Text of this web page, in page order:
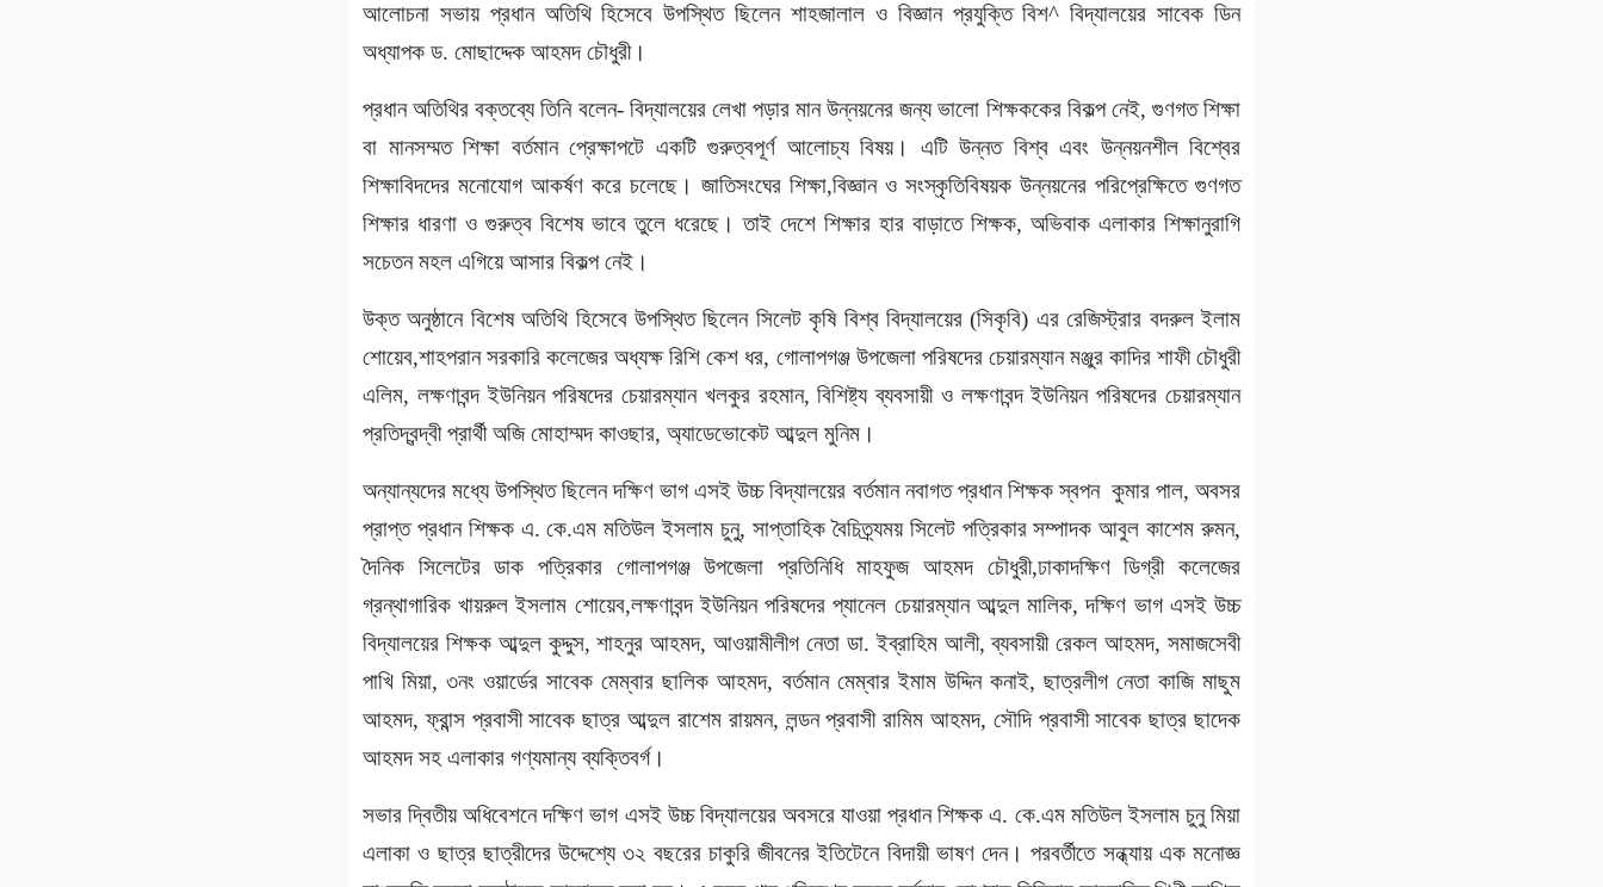
আলোচনা সভায় প্রধান অতিথি হিসেবে উপস্থিত ছিলেন শাহজালাল ও বিজ্ঞান প্রযুক্তি বিশ^ বিদ্যালয়ের সাবেক ডিন
অধ্যাপক ড. মোছাদ্দেক আহমদ চৌধুরী।
প্রধান অতিথির বক্তব্যে তিনি বলেন- বিদ্যালয়ের লেখা পড়ার মান উন্নয়নের জন্য ভালো শিক্ষককের বিকল্প নেই, গুণগত শিক্ষা
বা মানসম্মত শিক্ষা বর্তমান প্রেক্ষাপটে একটি গুরুত্বপূর্ণ আলোচ্য বিষয়। এটি উন্নত বিশ্ব এবং উন্নয়নশীল বিশ্বের
শিক্ষাবিদদের মনোযোগ আকর্ষণ করে চলেছে। জাতিসংঘের শিক্ষা,বিজ্ঞান ও সংস্কৃতিবিষয়ক উন্নয়নের পরিপ্রেক্ষিতে গুণগত
শিক্ষার ধারণা ও গুরুত্ব বিশেষ ভাবে তুলে ধরেছে। তাই দেশে শিক্ষার হার বাড়াতে শিক্ষক, অভিবাক এলাকার শিক্ষানুরাগি
সচেতন মহল এগিয়ে আসার বিকল্প নেই।
উক্ত অনুষ্ঠানে বিশেষ অতিথি হিসেবে উপস্থিত ছিলেন সিলেট কৃষি বিশ্ব বিদ্যালয়ের (সিকৃবি) এর রেজিস্ট্রার বদরুল ইলাম
শোয়েব,শাহপরান সরকারি কলেজের অধ্যক্ষ রিশি কেশ ধর, গোলাপগঞ্জ উপজেলা পরিষদের চেয়ারম্যান মঞ্জুর কাদির শাফী চৌধুরী
এলিম, লক্ষণাবন্দ ইউনিয়ন পরিষদের চেয়ারম্যান খলকুর রহমান, বিশিষ্ট্য ব্যবসায়ী ও লক্ষণাবন্দ ইউনিয়ন পরিষদের চেয়ারম্যান
প্রতিদ্বন্দ্বী প্রার্থী অজি মোহাম্মদ কাওছার, অ্যাডেভোকেট আব্দুল মুনিম।
অন্যান্যদের মধ্যে উপস্থিত ছিলেন দক্ষিণ ভাগ এসই উচ্চ বিদ্যালয়ের বর্তমান নবাগত প্রধান শিক্ষক স্বপন কুমার পাল, অবসর
প্রাপ্ত প্রধান শিক্ষক এ. কে.এম মতিউল ইসলাম চুনু, সাপ্তাহিক বৈচিত্র্যময় সিলেট পত্রিকার সম্পাদক আবুল কাশেম রুমন,
দৈনিক সিলেটের ডাক পত্রিকার গোলাপগঞ্জ উপজেলা প্রতিনিধি মাহফুজ আহমদ চৌধুরী,ঢাকাদক্ষিণ ডিগ্রী কলেজের
গ্রন্থাগারিক খায়রুল ইসলাম শোয়েব,লক্ষণাবন্দ ইউনিয়ন পরিষদের প্যানেল চেয়ারম্যান আব্দুল মালিক, দক্ষিণ ভাগ এসই উচ্চ
বিদ্যালয়ের শিক্ষক আব্দুল কুদ্দুস, শাহনুর আহমদ, আওয়ামীলীগ নেতা ডা. ইব্রাহিম আলী, ব্যবসায়ী রেকল আহমদ, সমাজসেবী
পাখি মিয়া, ৩নং ওয়ার্ডের সাবেক মেম্বার ছালিক আহমদ, বর্তমান মেম্বার ইমাম উদ্দিন কনাই, ছাত্রলীগ নেতা কাজি মাছুম
আহমদ, ফ্রান্স প্রবাসী সাবেক ছাত্র আব্দুল রাশেম রায়মন, লন্ডন প্রবাসী রামিম আহমদ, সৌদি প্রবাসী সাবেক ছাত্র ছাদেক
আহমদ সহ এলাকার গণ্যমান্য ব্যক্তিবর্গ।
সভার দ্বিতীয় অধিবেশনে দক্ষিণ ভাগ এসই উচ্চ বিদ্যালয়ের অবসরে যাওয়া প্রধান শিক্ষক এ. কে.এম মতিউল ইসলাম চুনু মিয়া
এলাকা ও ছাত্র ছাত্রীদের উদ্দেশ্যে ৩২ বছরের চাকুরি জীবনের ইতিটেনে বিদায়ী ভাষণ দেন। পরবর্তীতে সন্ধ্যায় এক মনোজ্ঞ